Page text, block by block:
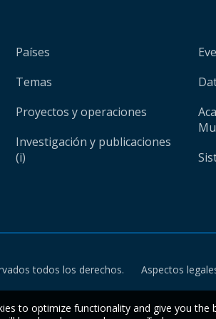
Países
Temas
Proyectos y operaciones
Investigación y publicaciones
(i)
todos los derechos. Aspectos
to optimize functionality and give you